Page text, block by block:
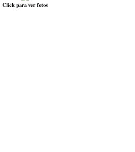
Click para ver fotos